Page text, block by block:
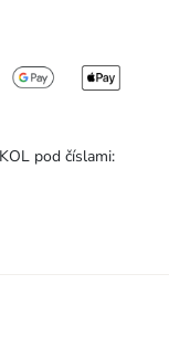
pod číslami: